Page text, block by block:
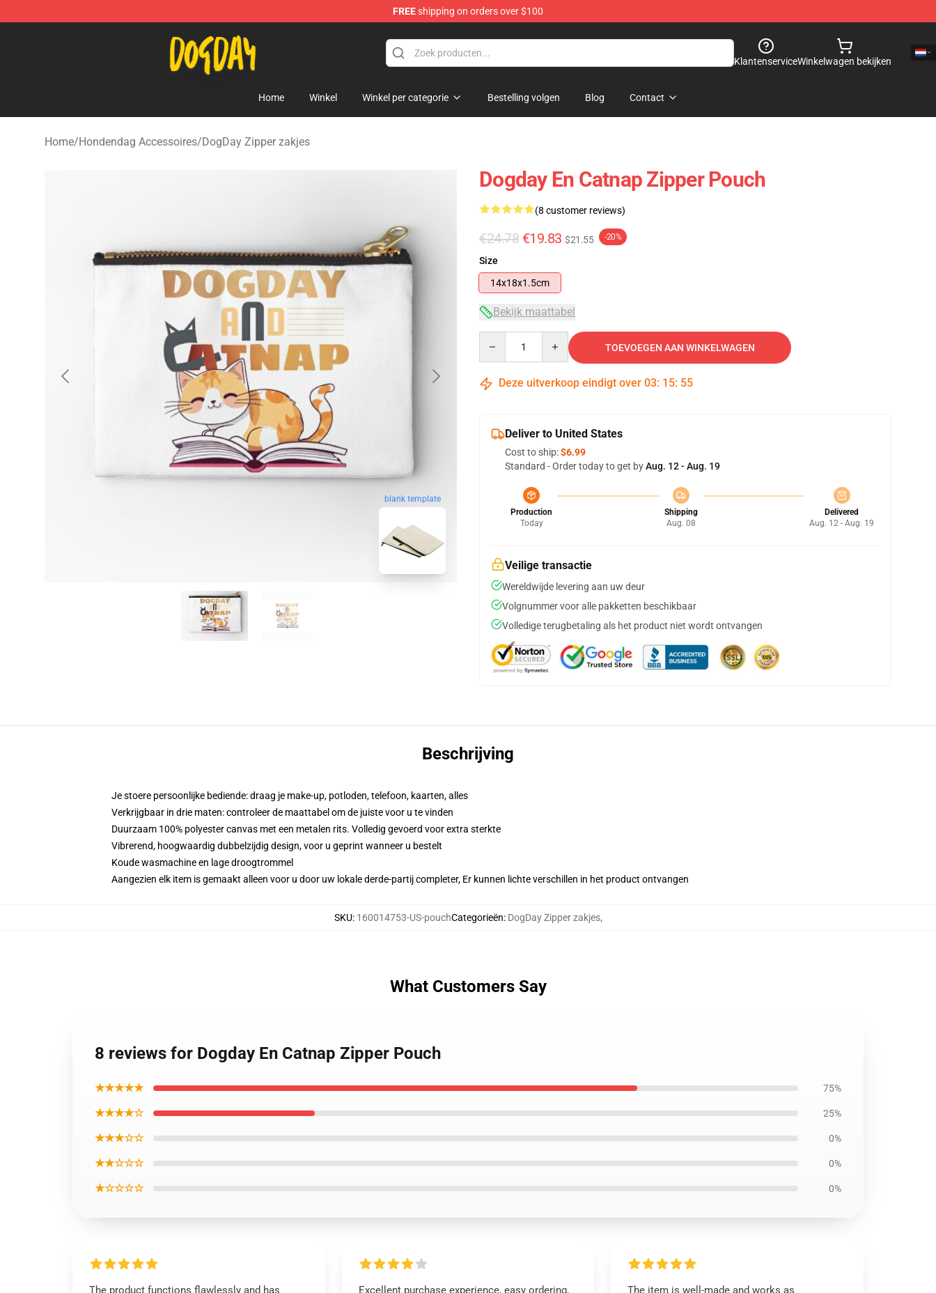
FREEshipping on orders over $100
DogDay Store - Official DogDay Merchandise Shop
KlantenserviceWinkelwagen bekijken
Home Winkel Winkel per categorie Bestelling volgen Blog Contact
Home/Hondendag Accessoires/DogDay Zipper zakjes
blank template
Dogday En Catnap Zipper Pouch
(8 customer reviews)
€24.78 €19.83 $21.55 -20%
Size
14x18x1.5cm
Bekijk maattabel
TOEVOEGEN AAN WINKELWAGEN
Deze uitverkoop eindigt over 03: 15: 54
Deliver to United States
Cost to ship:$6.99
Standard - Order today to get byAug. 12 - Aug. 19
Production
Today
Shipping
Aug. 08
Delivered
Aug. 12 - Aug. 19
Veilige transactie
Wereldwijde levering aan uw deur
Volgnummer voor alle pakketten beschikbaar
Volledige terugbetaling als het product niet wordt ontvangen
Beschrijving
Je stoere persoonlijke bediende: draag je make-up, potloden, telefoon, kaarten, alles
Verkrijgbaar in drie maten: controleer de maattabel om de juiste voor u te vinden
Duurzaam 100% polyester canvas met een metalen rits. Volledig gevoerd voor extra sterkte
Vibrerend, hoogwaardig dubbelzijdig design, voor u geprint wanneer u bestelt
Koude wasmachine en lage droogtrommel
Aangezien elk item is gemaakt alleen voor u door uw lokale derde-partij completer, Er kunnen lichte verschillen in het product ontvangen
SKU: 160014753-US-pouchCategorieën: DogDay Zipper zakjes,
What Customers Say
8 reviews for Dogday En Catnap Zipper Pouch
★★★★★ 75%
★★★★☆ 25%
★★★☆☆ 0%
★★☆☆☆ 0%
★☆☆☆☆ 0%
The product functions flawlessly and has
Excellent purchase experience, easy ordering,
The item is well-made and works as